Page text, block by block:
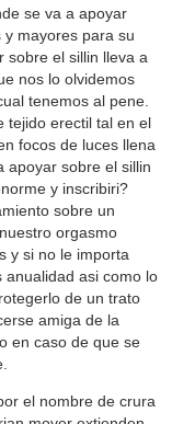
se va a apoyar
mayores para su
sobre el silli­n lleva a
nos lo olvidemos
tenemos al pene.
tejido erectil tal en el
focos de luces llena
apoyar sobre el silli­n
y inscribiri?
sobre un
orgasmo
y si no le importa
anualidad asi­ como lo
de un trato
amiga de la
en caso de que se
el nombre de crura